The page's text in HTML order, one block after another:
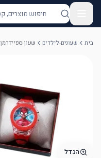
בית שעונים-לילדים שעון ספיידרמן
הגדל